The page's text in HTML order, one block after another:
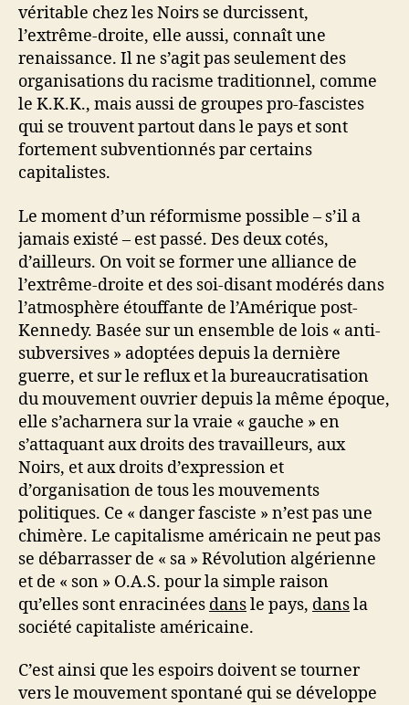
véritable chez les Noirs se durcissent,
l’extrême-droite, elle aussi, connaît une
renaissance. Il ne s’agit pas seulement des
organisations du racisme traditionnel, comme
le K.K.K., mais aussi de groupes pro-fascistes
qui se trouvent partout dans le pays et sont
fortement subventionnés par certains
capitalistes.
Le moment d’un réformisme possible – s’il a
jamais existé – est passé. Des deux cotés,
d’ailleurs. On voit se former une alliance de
l’extrême-droite et des soi-disant modérés dans
l’atmosphère étouffante de l’Amérique post-
Kennedy. Basée sur un ensemble de lois « anti-
subversives » adoptées depuis la dernière
guerre, et sur le reflux et la bureaucratisation
du mouvement ouvrier depuis la même époque,
elle s’acharnera sur la vraie « gauche » en
s’attaquant aux droits des travailleurs, aux
Noirs, et aux droits d’expression et
d’organisation de tous les mouvements
politiques. Ce « danger fasciste » n’est pas une
chimère. Le capitalisme américain ne peut pas
se débarrasser de « sa » Révolution algérienne
et de « son » O.A.S. pour la simple raison
qu’elles sont enracinées dansle pays, dansla
société capitaliste américaine.
C’est ainsi que les espoirs doivent se tourner
vers le mouvement spontané qui se développe